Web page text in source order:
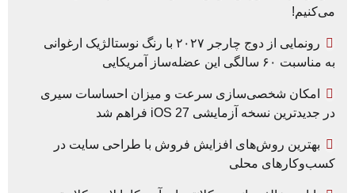
می‌کنیم!
رونمایی از دوج چارجر ۲۰۲۷ با رنگ نوستالژیک ارغوانی
به مناسبت ۶۰ سالگی این عضله‌ساز آمریکایی
امکان شخصی‌سازی سرعت و میزان احساسات سیری
در جدیدترین نسخه آزمایشی iOS 27 فراهم شد
بهترین روش‌های افزایش فروش با طراحی سایت در
کسب‌وکارهای محلی